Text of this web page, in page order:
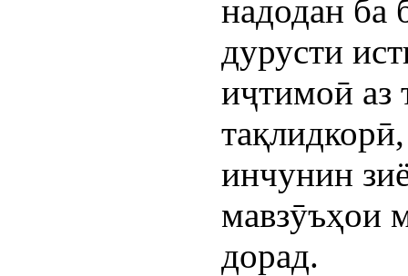
надодан ба
дурусти
иҷтимоӣ аз
инчунин
мавзӯъҳои
дорад.